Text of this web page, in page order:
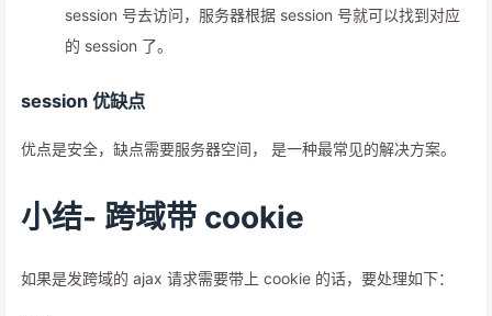
session 号去访问，服务器根据 session 号就可以找到对应
的 session 了。
session 优缺点
优点是安全，缺点需要服务器空间， 是一种最常见的解决方案。
小结- 跨域带 cookie
如果是发跨域的 ajax 请求需要带上 cookie 的话，要处理如下：